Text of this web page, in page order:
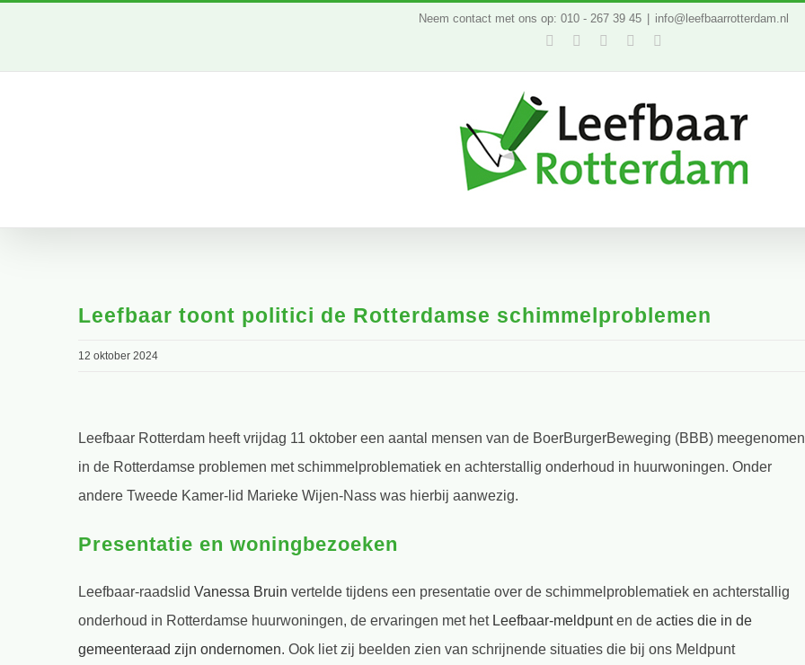
inhoud
Neem contact met ons op: 010 - 267 39 45 info@leefbaarrotterdam.nl
Facebook
TwitterYouTubeLinkedIn
Leefbaar toont politici de Rotterdamse schimmelproblemen
12 oktober 2024
grotere
afbeelding
Leefbaar Rotterdam heeft vrijdag 11 oktober een aantal mensen van de BoerBurgerBeweging (BBB) meegenomen
in de Rotterdamse problemen met schimmelproblematiek en achterstallig onderhoud in huurwoningen. Onder
andere Tweede Kamer-lid Marieke Wijen-Nass was hierbij aanwezig.
Presentatie en woningbezoeken
Leefbaar-raadslid Vanessa Bruin vertelde tijdens een presentatie over de schimmelproblematiek en achterstallig
onderhoud in Rotterdamse huurwoningen, de ervaringen met het Leefbaar-meldpunten de acties die in de
gemeenteraad zijn ondernomen. Ook liet zij beelden zien van schrijnende situaties die bij ons Meldpunt